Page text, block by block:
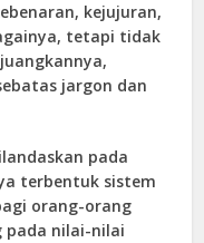
kejujuran,
tetapi tidak
jargon dan
pada
terbentuk sistem
orang-orang
pada nilai-nilai